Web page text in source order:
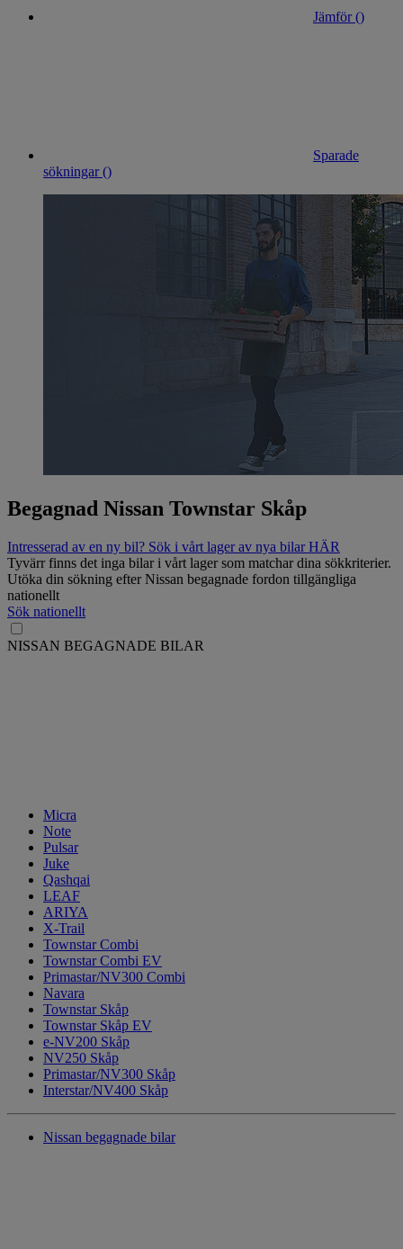
Jämför ()
Sparade
sökningar ()
Begagnad Nissan Townstar Skåp
Intresserad av en ny bil? Sök i vårt lager av nya bilar HÄR
Tyvärr finns det inga bilar i vårt lager som matchar dina sökkriterier.
Utöka din sökning efter Nissan begagnade fordon tillgängliga
nationellt
Sök nationellt
NISSAN BEGAGNADE BILAR
Micra
Note
Pulsar
Juke
Qashqai
LEAF
ARIYA
X-Trail
Townstar Combi
Townstar Combi EV
Primastar/NV300 Combi
Navara
Townstar Skåp
Townstar Skåp EV
e-NV200 Skåp
NV250 Skåp
Primastar/NV300 Skåp
Interstar/NV400 Skåp
Nissan begagnade bilar